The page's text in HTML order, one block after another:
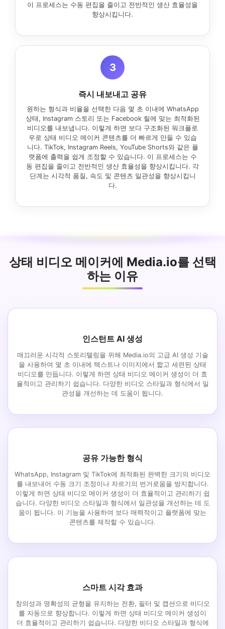
이 프로세스는 수동 편집을 줄이고 전반적인 생산 효율성을
향상시킵니다.
3
즉시 내보내고 공유
원하는 형식과 비율을 선택한 다음 몇 초 이내에 WhatsApp
상태, Instagram 스토리 또는 Facebook 릴에 맞는 최적화된
비디오를 내보냅니다. 이렇게 하면 보다 구조화된 워크플로
우로 상태 비디오 메이커 콘텐츠를 더 빠르게 만들 수 있습
니다. TikTok, Instagram Reels, YouTube Shorts와 같은 플
랫폼에 출력을 쉽게 조정할 수 있습니다. 이 프로세스는 수
동 편집을 줄이고 전반적인 생산 효율성을 향상시킵니다. 각
단계는 시각적 품질, 속도 및 콘텐츠 일관성을 향상시킵니
다.
상태 비디오 메이커에 Media.io를 선택
하는 이유
인스턴트 AI 생성
매끄러운 시각적 스토리텔링을 위해 Media.io의 고급 AI 생성 기술
을 사용하여 몇 초 이내에 텍스트나 이미지에서 짧고 세련된 상태
비디오를 만듭니다. 이렇게 하면 상태 비디오 메이커 생성이 더 효
율적이고 관리하기 쉽습니다. 다양한 비디오 스타일과 형식에서 일
관성을 개선하는 데 도움이 됩니다.
공유 가능한 형식
WhatsApp, Instagram 및 TikTok에 최적화된 완벽한 크기의 비디오
를 내보내어 수동 크기 조정이나 자르기의 번거로움을 방지합니다.
이렇게 하면 상태 비디오 메이커 생성이 더 효율적이고 관리하기 쉽
습니다. 다양한 비디오 스타일과 형식에서 일관성을 개선하는 데 도
움이 됩니다. 이 기능을 사용하여 보다 매력적이고 플랫폼에 맞는
콘텐츠를 제작할 수 있습니다.
스마트 시각 효과
창의성과 명확성의 균형을 유지하는 전환, 필터 및 캡션으로 비디오
를 자동으로 향상합니다. 이렇게 하면 상태 비디오 메이커 생성이
더 효율적이고 관리하기 쉽습니다. 다양한 비디오 스타일과 형식에